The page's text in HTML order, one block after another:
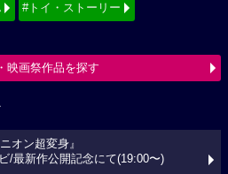
#トイ・ストーリー
映画祭作品を探す
オン超変身』
/最新作公開記念にて(19:00〜)